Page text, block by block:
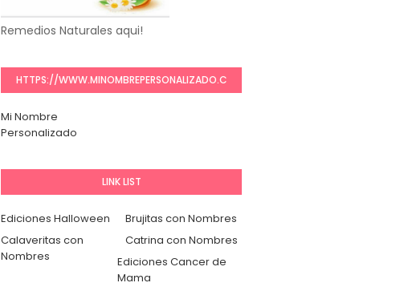
Remedios Naturales aqui!
HTTPS://WWW.MINOMBREPERSONALIZADO.C
Mi Nombre
Personalizado
LINK LIST
Ediciones Halloween
Brujitas con Nombres
Calaveritas con
Nombres
Catrina con Nombres
Ediciones Cancer de
Mama